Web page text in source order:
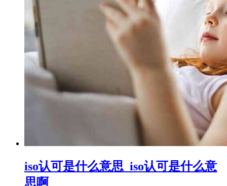
iso认可是什么意思_iso认可是什么意
思啊